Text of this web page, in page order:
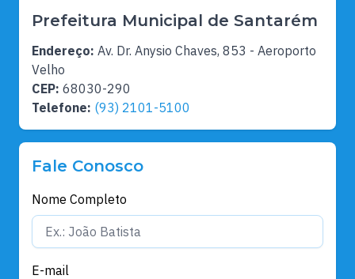
Prefeitura Municipal de Santarém
Endereço: Av. Dr. Anysio Chaves, 853 - Aeroporto
Velho
CEP: 68030-290
Telefone: (93) 2101-5100
Fale Conosco
Nome Completo
E-mail